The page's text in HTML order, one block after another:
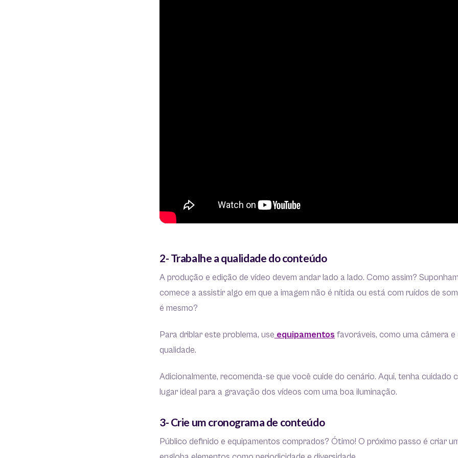
2- Trabalhe a qualidade do conteúdo
A produção e edição de vídeo devem andar lado a lado. Como assim?
comece a assistir algo em que a imagem não é nítida ou está com ruídos de
é mesmo?
Para driblar este problema, use equipamentos favoráveis, como uma câmera
qualidade.
Adicionalmente, recomenda-se que você cuide do cenário. Aqui, tenha cuidado
lugar ideal para a gravação dos vídeos com uma boa iluminação.
3- Crie um cronograma de conteúdo
Público definido e equipamentos comprados? Ótimo! O próximo passo é criar